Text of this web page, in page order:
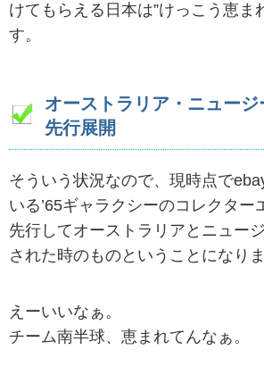
けてもらえる日本は”けっこう恵ま
す。
オーストラリア・ニュー
先行展開
そういう状況なので、現時点で
いる’65ギャラクシーのコレクター
先行してオーストラリアとニュー
された時のものということになりま
えーいいなぁ。
チーム南半球、恵まれてんなぁ。